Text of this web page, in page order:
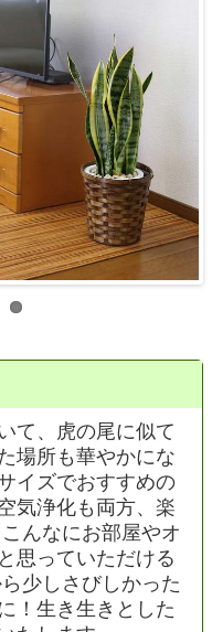
て、虎の尾に似て
場所も華やかにな
イズでおすすめの
気浄化も両方、楽
んなにお部屋やオ
思っていただける
少しさびしかった
！生き生きとした